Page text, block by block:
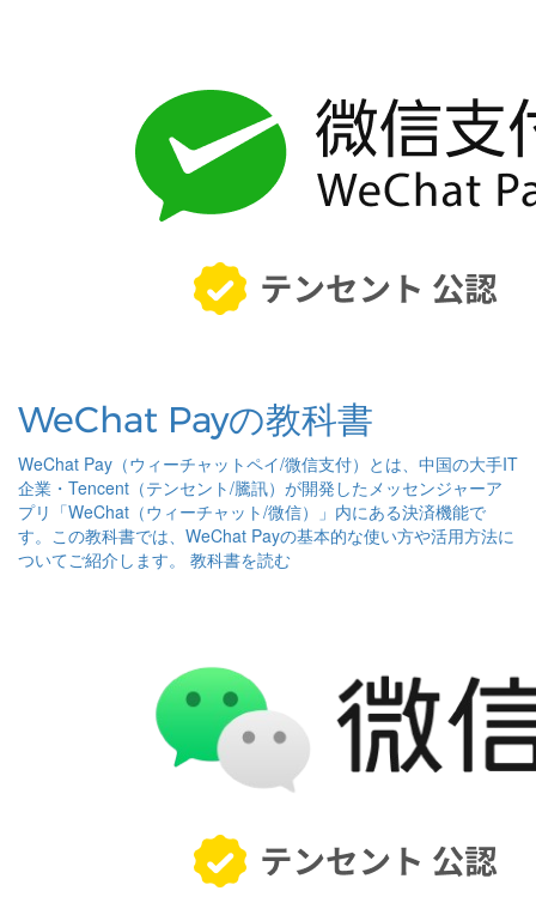
WeChat Payの教科書
WeChat Pay（ウィーチャットペイ/微信支付）とは、中国の大手IT
企業・Tencent（テンセント/騰訊）が開発したメッセンジャーア
プリ「WeChat（ウィーチャット/微信）」内にある決済機能で
す。この教科書では、WeChat Payの基本的な使い方や活用方法に
ついてご紹介します。 教科書を読む